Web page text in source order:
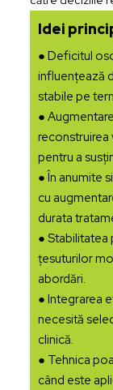
Idei
● Deficitul
influențează
stabile pe
●
reconstruirea
pentru a
● În anumite
cu
durata
● Stabilitatea
țesuturilor
abordări.
● Integrarea
necesită
clinică.
● Tehnica
când este